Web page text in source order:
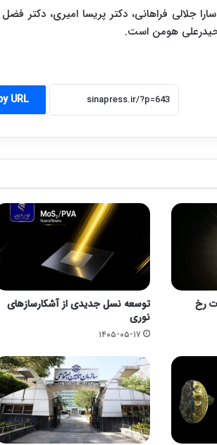
جلالی فراهانی، دکتر پریسا امیری، دکتر
حیدرعلی هومن است.
URL
خورشید ۱۲ اوت رخ
توسعه نسل جدیدی از آشکارسازهای
نوری
۱۴۰۵-۰۵-۱۷